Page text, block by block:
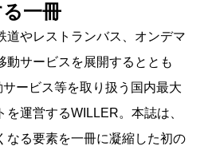
一冊
やレストランバス、オンデマ
動サービスを展開するととも
ービス等を取り扱う国内最大
運営するWILLER。本誌は、
なる要素を一冊に凝縮した初の